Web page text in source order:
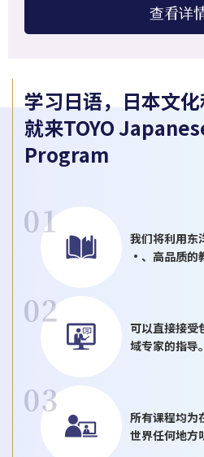
查看详
学习日语，日本文
就来TOYO
Program
我们将利用东
·、高品质的
可以直接接受
域专家的指导。
所有课程均为
世界任何地方